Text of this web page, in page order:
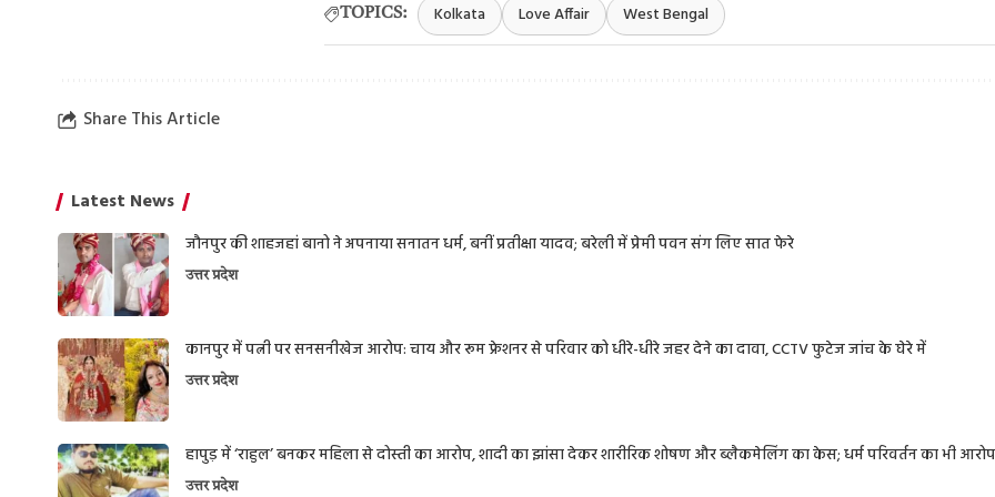
TOPICS: Kolkata Love Affair West Bengal
Share This Article
Latest News
जौनपुर की शाहजहां बानो ने अपनाया सनातन धर्म, बनीं प्रतीक्षा यादव; बरेली में प्रेमी पवन संग लिए सात फेरे
उत्तर प्रदेश
कानपुर में पत्नी पर सनसनीखेज आरोप: चाय और रूम फ्रेशनर से परिवार को धीरे-धीरे जहर देने का दावा, CCTV फुटेज जांच के घेरे में
उत्तर प्रदेश
हापुड़ में ‘राहुल’ बनकर महिला से दोस्ती का आरोप, शादी का झांसा देकर शारीरिक शोषण और ब्लैकमेलिंग का केस; धर्म परिवर्तन का भी आरोप
उत्तर प्रदेश